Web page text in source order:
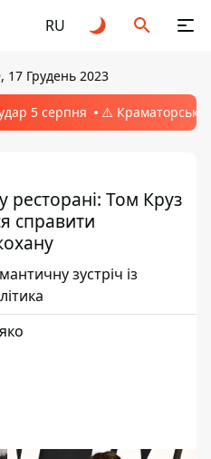
RU
17 Грудень 2023
5 серпня ⚠️ Краматорськ,
ресторані: Том Круз
справити
зустріч із